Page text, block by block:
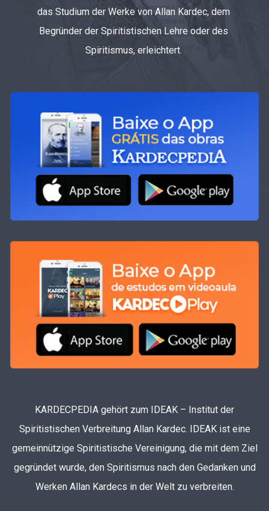
das Studium der Werke von Allan Kardec, dem
Begründer der Spiritistischen Lehre oder des
Spiritismus, erleichtert.
KARDECPEDIA gehört zum IDEAK – Institut der
Spiritistischen Verbreitung Allan Kardec. IDEAK ist eine
gemeinnützige Spiritistische Vereinigung, die mit dem Ziel
gegründet wurde, den Spiritismus nach den Gedanken und
Werken Allan Kardecs in der Welt zu verbreiten.